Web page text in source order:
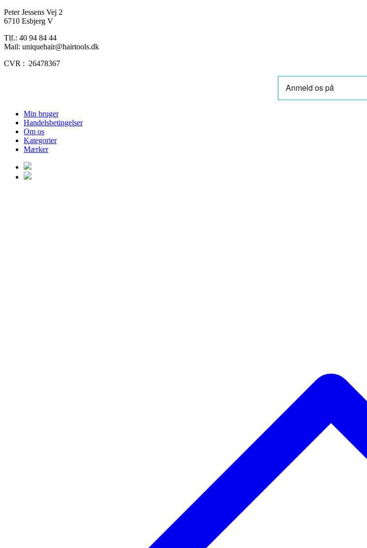
Peter Jessens Vej 2
6710 Esbjerg V
Tlf.: 40 94 84 44
Mail: uniquehair@hairtools.dk
CVR : 26478367
Min bruger
Handelsbetingelser
Om os
Kategorier
Mærker